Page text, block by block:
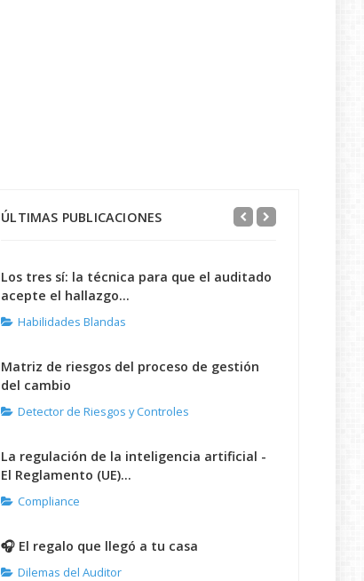
ÚLTIMAS PUBLICACIONES
Los tres sí: la técnica para que el auditado
acepte el hallazgo...
Habilidades Blandas
Matriz de riesgos del proceso de gestión
del cambio
Detector de Riesgos y Controles
La regulación de la inteligencia artificial -
El Reglamento (UE)...
Compliance
🎧 El regalo que llegó a tu casa
Dilemas del Auditor